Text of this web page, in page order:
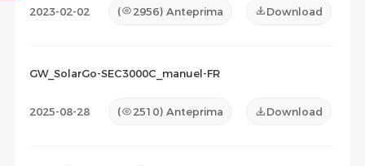
2023-02-02 ( 2956) Anteprima Download
GW_SolarGo-SEC3000C_manuel-FR
2025-08-28 ( 2510) Anteprima Download